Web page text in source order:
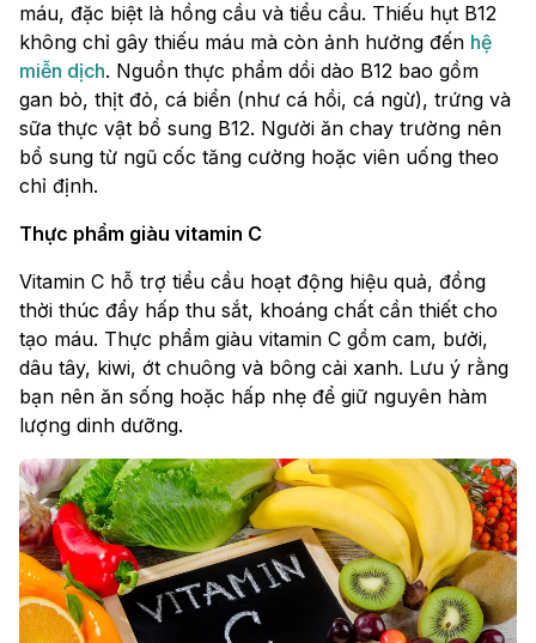
máu, đặc biệt là hồng cầu và tiểu cầu. Thiếu hụt B12
không chỉ gây thiếu máu mà còn ảnh hưởng đến hệ
miễn dịch. Nguồn thực phẩm dồi dào B12 bao gồm
gan bò, thịt đỏ, cá biển (như cá hồi, cá ngừ), trứng và
sữa thực vật bổ sung B12. Người ăn chay trường nên
bổ sung từ ngũ cốc tăng cường hoặc viên uống theo
chỉ định.
Thực phẩm giàu vitamin C
Vitamin C hỗ trợ tiểu cầu hoạt động hiệu quả, đồng
thời thúc đẩy hấp thu sắt, khoáng chất cần thiết cho
tạo máu. Thực phẩm giàu vitamin C gồm cam, bưởi,
dâu tây, kiwi, ớt chuông và bông cải xanh. Lưu ý rằng
bạn nên ăn sống hoặc hấp nhẹ để giữ nguyên hàm
lượng dinh dưỡng.